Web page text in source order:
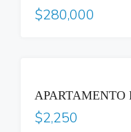
$280,000
$2,250